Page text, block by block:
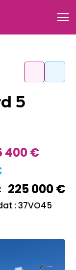
400 €
225 000 €
: 37VO45